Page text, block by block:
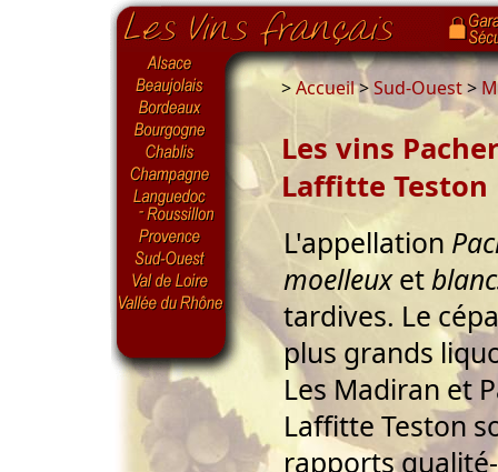
>Accueil>Sud-Ouest>
Les vins
Laffitte Teston
L'appellation
moelleuxet
tardives. Le
plus grands
Les Madiran et
Laffitte Teston
rapports